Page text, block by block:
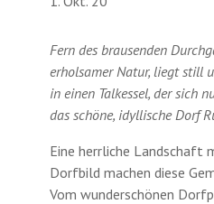
Fern des brausenden
erholsamer Natur, liegt still
in einen Talkessel, der sich
das schöne, idyllische Dorf
Eine herrliche Landschaft
Dorfbild machen diese
Vom wunderschönen